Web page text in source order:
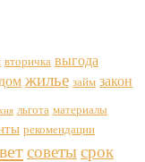
вторичка выгода
жилье займ закон
льгота материалы
рекомендации
советысрок